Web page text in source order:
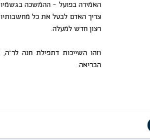
האמירה בפועל – ההמשכה
צריך האדם לבטל את כל מחשבותיו
רצון חדש למעלה.
וזהו השייכות דתפילת חנה
הבריאה.